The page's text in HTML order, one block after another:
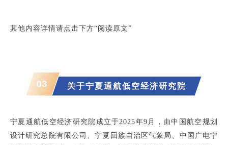
其他内容详情请点击下方“阅读原文”
03 关于宁夏通航低空经济研究院
宁夏通航低空经济研究院成立于2025年9月，由中国航空规划
设计研究总院有限公司、宁夏回族自治区气象局、中国广电宁